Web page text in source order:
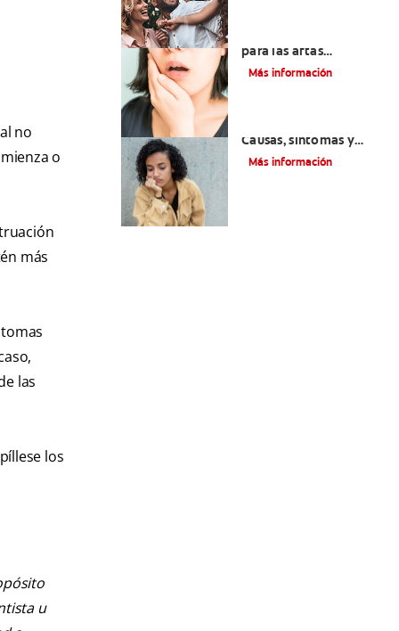
no
o
más
las
los
u
para las aftas
(lesiones) bucales
Más información
Causas, síntomas y
tratamientos
Más información